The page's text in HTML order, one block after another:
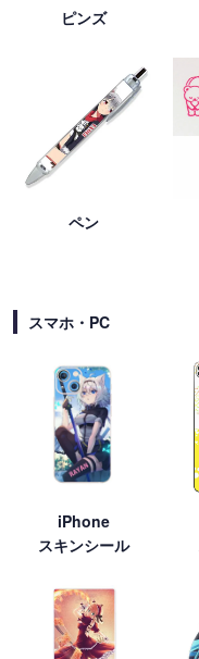
ピンズ
ペン
スマホ・PC
iPhone
スキンシール